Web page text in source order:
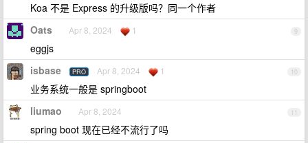
Koa 不是 Express 的升级版吗？同一个作者
9
Oats Apr 8, 2024 1
eggjs
10
isbase PRO Apr 8, 2024 1
业务系统一般是 springboot
11
liumao Apr 8, 2024
spring boot 现在已经不流行了吗